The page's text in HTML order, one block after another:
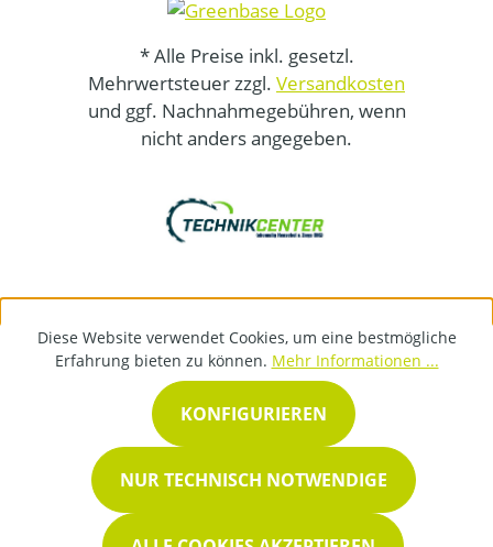
* Alle Preise inkl. gesetzl.
Mehrwertsteuer zzgl. Versandkosten
und ggf. Nachnahmegebühren, wenn
nicht anders angegeben.
Diese Website verwendet Cookies, um eine bestmögliche
Erfahrung bieten zu können. Mehr Informationen ...
NUR TECHNISCH NOTWENDIGE
KONFIGURIEREN